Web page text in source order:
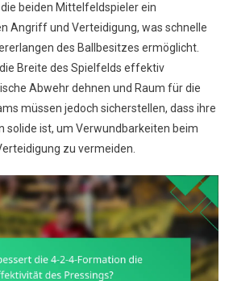
beiden Mittelfeldspieler ein
Angriff und Verteidigung, was schnelle
des Ballbesitzes ermöglicht.
Breite des Spielfelds effektiv
Abwehr dehnen und Raum für die
müssen jedoch sicherstellen, dass ihre
solide ist, um Verwundbarkeiten beim
zu vermeiden.